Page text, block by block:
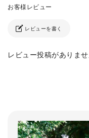
レビューを書く
レビュー投稿がありませ